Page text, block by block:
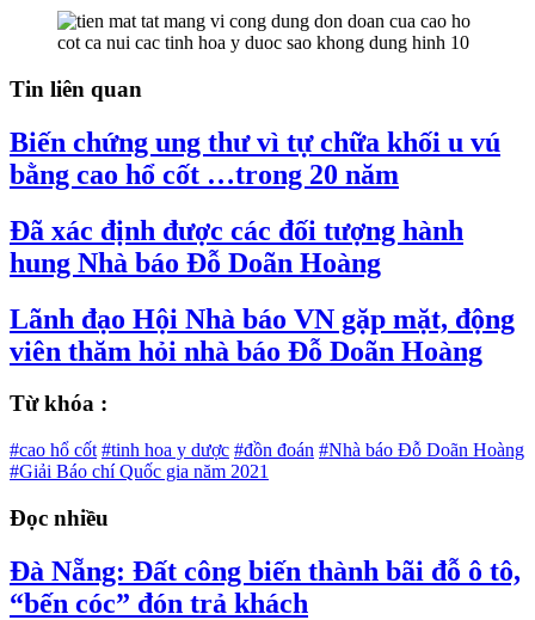
Tin liên quan
Biến chứng ung thư vì tự chữa khối u vú
bằng cao hổ cốt …trong 20 năm
Đã xác định được các đối tượng hành
hung Nhà báo Đỗ Doãn Hoàng
Lãnh đạo Hội Nhà báo VN gặp mặt, động
viên thăm hỏi nhà báo Đỗ Doãn Hoàng
Từ khóa :
#cao hổ cốt #tinh hoa y dược #đồn đoán #Nhà báo Đỗ Doãn Hoàng
#Giải Báo chí Quốc gia năm 2021
Đọc nhiều
Đà Nẵng: Đất công biến thành bãi đỗ ô tô,
“bến cóc” đón trả khách